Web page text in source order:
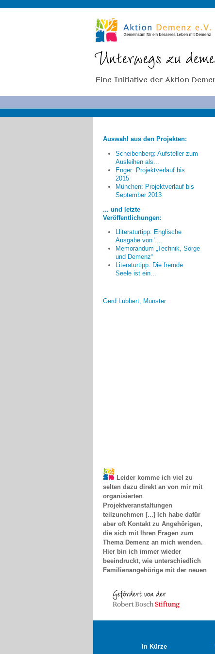
Auswahl aus den Projekten:
Scheibenberg: Aufsteller zum
Ausleihen als...
Enger: Projektverlauf bis
2015
München: Projektverlauf bis
September 2013
... und letzte
Veröffentlichungen:
Lliteraturtipp: Englische
Ausgabe von "...
Memorandum „Technik, Sorge
und Demenz“
Literaturtipp: Die fremde
Seele ist ein...
Eine andere Perspektive
bezieht sich auf die Einsamkeit
nach dem Tod eines
demenzkranken Partners. Hier sind
einer eingeschränkten Mobilität die
Wohnung nicht mehr verlassen
werden kann, und man dort mit
den eigenen Gedanken alleine
bleibt.
selten dazu direkt an von mir mit
organisierten
Projektveranstaltungen
teilzunehmen [...] Ich habe dafür
aber oft Kontakt zu Angehörigen,
die sich mit Ihren Fragen zum
Thema Demenz an mich wenden.
Hier bin ich immer wieder
beeindruckt, wie unterschiedlich
Familienangehörige mit der neuen
Situation umgehen. Das Spektrum
selbstzerstörerischer Aufopferung
bis zur völligen Ablehnung des an
Andreas Günther, Erfurt
In Kürze